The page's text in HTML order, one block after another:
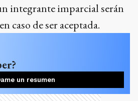
integrante imparcial serán
caso de ser aceptada.
un resumen